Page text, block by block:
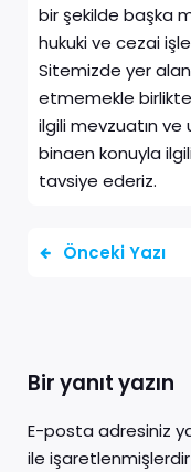
bir şekilde başka
hukuki ve cezai
Sitemizde yer
etmemekle
ilgili mevzuatın
binaen konuyla
tavsiye ederiz.
Önceki Yazı
Bir yanıt yazın
E-posta adresiniz
ile işaretlenmişlerdir